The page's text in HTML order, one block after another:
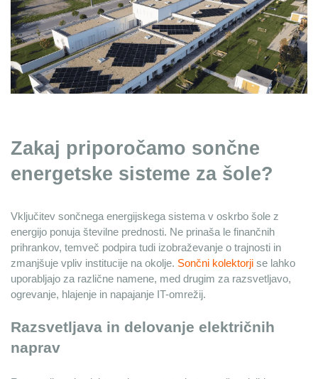
Zakaj priporočamo sončne
energetske sisteme za šole?
Vključitev sončnega energijskega sistema v oskrbo šole z
energijo ponuja številne prednosti. Ne prinaša le finančnih
prihrankov, temveč podpira tudi izobraževanje o trajnosti in
zmanjšuje vpliv institucije na okolje. Sončni kolektorji se lahko
uporabljajo za različne namene, med drugim za razsvetljavo,
ogrevanje, hlajenje in napajanje IT-omrežij.
Razsvetljava in delovanje električnih
naprav